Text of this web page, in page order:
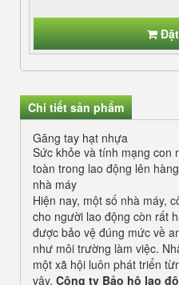
Chi tiết sản phẩm
Găng tay hạt nhựa
Sức khỏe và tính mạng con
toàn trong lao động lên
nhà máy
Hiện nay, một số nhà máy,
cho người lao động còn rất
được bảo vệ đúng mức về
như môi trường làm việc.
một xã hội luôn phát triển
vậy, Công ty Bảo hộ lao